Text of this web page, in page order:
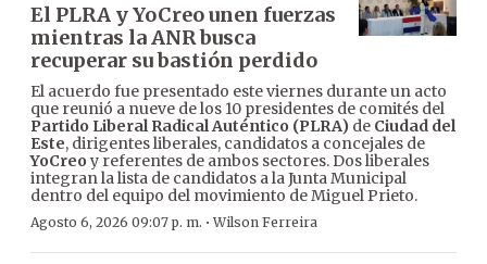
El PLRA y YoCreo unen fuerzas
mientras la ANR busca
recuperar su bastión perdido
El acuerdo fue presentado este viernes durante un acto
que reunió a nueve de los 10 presidentes de comités del
Partido Liberal Radical Auténtico (PLRA) de Ciudad del
Este, dirigentes liberales, candidatos a concejales de
YoCreo y referentes de ambos sectores. Dos liberales
integran la lista de candidatos a la Junta Municipal
dentro del equipo del movimiento de Miguel Prieto.
Agosto 6, 2026 09:07 p. m. ·Wilson Ferreira